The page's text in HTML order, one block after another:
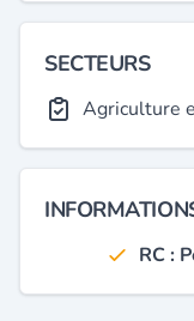
SECTEURS
Agriculture
RC :